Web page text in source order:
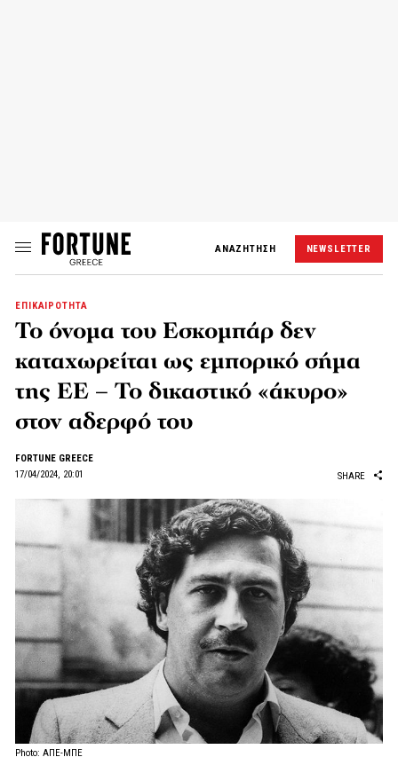
ΑΝΑΖΗΤΗΣΗ NEWSLETTER
ΕΠΙΚΑΙΡΟΤΗΤΑ
Το όνομα του Εσκομπάρ δεν
καταχωρείται ως εμπορικό σήμα
της ΕΕ – Το δικαστικό «άκυρο»
στον αδερφό του
FORTUNE GREECE
17/04/2024, 20:01
SHARE
Photo: ΑΠΕ-ΜΠΕ